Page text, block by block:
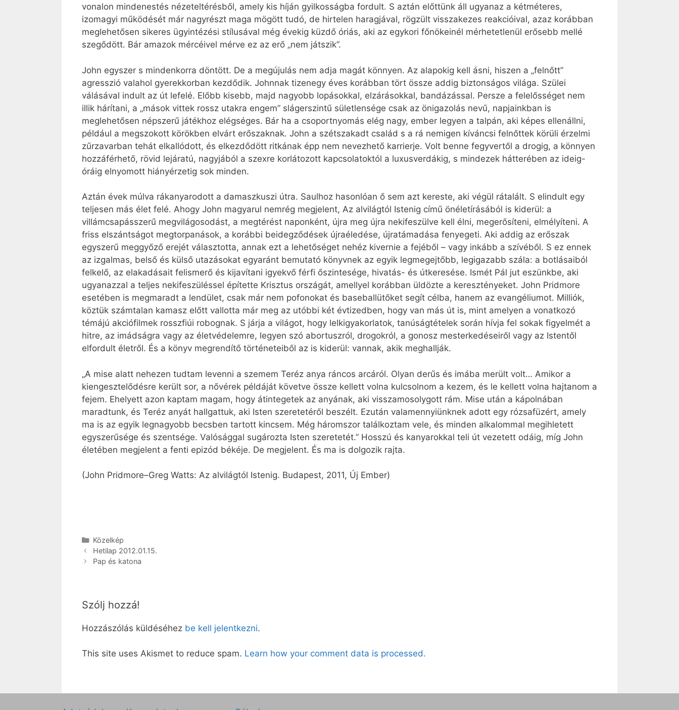
vonalon mindenestés nézeteltérésből, amely kis híján gyilkosságba fordult. S aztán előttünk áll ugyanaz a kétméteres,
izomagyi működését már nagyrészt maga mögött tudó, de hirtelen haragjával, rögzült visszakezes reakcióival, azaz korábban
meglehetősen sikeres ügyintézési stílusával még évekig küzdő óriás, aki az egykori főnökeinél mérhetetlenül erősebb mellé
szegődött. Bár amazok mércéivel mérve ez az erő „nem játszik”.
John egyszer s mindenkorra döntött. De a megújulás nem adja magát könnyen. Az alapokig kell ásni, hiszen a „felnőtt”
agresszió valahol gyerekkorban kezdődik. Johnnak tizenegy éves korábban tört össze addig biztonságos világa. Szülei
válásával indult az út lefelé. Előbb kisebb, majd nagyobb lopásokkal, elzárásokkal, bandázással. Persze a felelősséget nem
illik hárítani, a „mások vittek rossz utakra engem” slágerszintű sületlensége csak az önigazolás nevű, napjainkban is
meglehetősen népszerű játékhoz elégséges. Bár ha a csoportnyomás elég nagy, ember legyen a talpán, aki képes ellenállni,
például a megszokott körökben elvárt erőszaknak. John a szétszakadt család s a rá nemigen kíváncsi felnőttek körüli érzelmi
zűrzavarban tehát elkallódott, és elkezdődött ritkának épp nem nevezhető karrierje. Volt benne fegyvertől a drogig, a könnyen
hozzáférhető, rövid lejáratú, nagyjából a szexre korlátozott kapcsolatoktól a luxusverdákig, s mindezek hátterében az ideig-
óráig elnyomott hiányérzetig sok minden.
Aztán évek múlva rákanyarodott a damaszkuszi útra. Saulhoz hasonlóan ő sem azt kereste, aki végül rátalált. S elindult egy
teljesen más élet felé. Ahogy John magyarul nemrég megjelent, Az alvilágtól Istenig című önéletírásából is kiderül: a
villámcsapásszerű megvilágosodást, a megtérést naponként, újra meg újra nekifeszülve kell élni, megerősíteni, elmélyíteni. A
friss elszántságot megtorpanások, a korábbi beidegződések újraéledése, újratámadása fenyegeti. Aki addig az erőszak
egyszerű meggyőző erejét választotta, annak ezt a lehetőséget nehéz kivernie a fejéből – vagy inkább a szívéből. S ez ennek
az izgalmas, belső és külső utazásokat egyaránt bemutató könyvnek az egyik legmegejtőbb, legigazabb szála: a botlásaiból
felkelő, az elakadásait felismerő és kijavítani igyekvő férfi őszintesége, hivatás- és útkeresése. Ismét Pál jut eszünkbe, aki
ugyanazzal a teljes nekifeszüléssel építette Krisztus országát, amellyel korábban üldözte a keresztényeket. John Pridmore
esetében is megmaradt a lendület, csak már nem pofonokat és baseballütőket segít célba, hanem az evangéliumot. Milliók,
köztük számtalan kamasz előtt vallotta már meg az utóbbi két évtizedben, hogy van más út is, mint amelyen a vonatkozó
témájú akciófilmek rosszfiúi robognak. S járja a világot, hogy lelkigyakorlatok, tanúságtételek során hívja fel sokak figyelmét a
hitre, az imádságra vagy az életvédelemre, legyen szó abortuszról, drogokról, a gonosz mesterkedéseiről vagy az Istentől
elfordult életről. És a könyv megrendítő történeteiből az is kiderül: vannak, akik meghallják.
„A mise alatt nehezen tudtam levenni a szemem Teréz anya ráncos arcáról. Olyan derűs és imába merült volt… Amikor a
kiengesztelődésre került sor, a nővérek példáját követve össze kellett volna kulcsolnom a kezem, és le kellett volna hajtanom a
fejem. Ehelyett azon kaptam magam, hogy átintegetek az anyának, aki visszamosolygott rám. Mise után a kápolnában
maradtunk, és Teréz anyát hallgattuk, aki Isten szeretetéről beszélt. Ezután valamennyiünknek adott egy rózsafüzért, amely
ma is az egyik legnagyobb becsben tartott kincsem. Még háromszor találkoztam vele, és minden alkalommal megihletett
egyszerűsége és szentsége. Valósággal sugározta Isten szeretetét.” Hosszú és kanyarokkal teli út vezetett odáig, míg John
életében megjelent a fenti epizód békéje. De megjelent. És ma is dolgozik rajta.
(John Pridmore–Greg Watts: Az alvilágtól Istenig. Budapest, 2011, Új Ember)
Kategória
Közelkép
Hetilap 2012.01.15.
Pap és katona
Szólj hozzá!
Hozzászólás küldéséhez be kell jelentkezni.
This site uses Akismet to reduce spam. Learn how your comment data is processed.